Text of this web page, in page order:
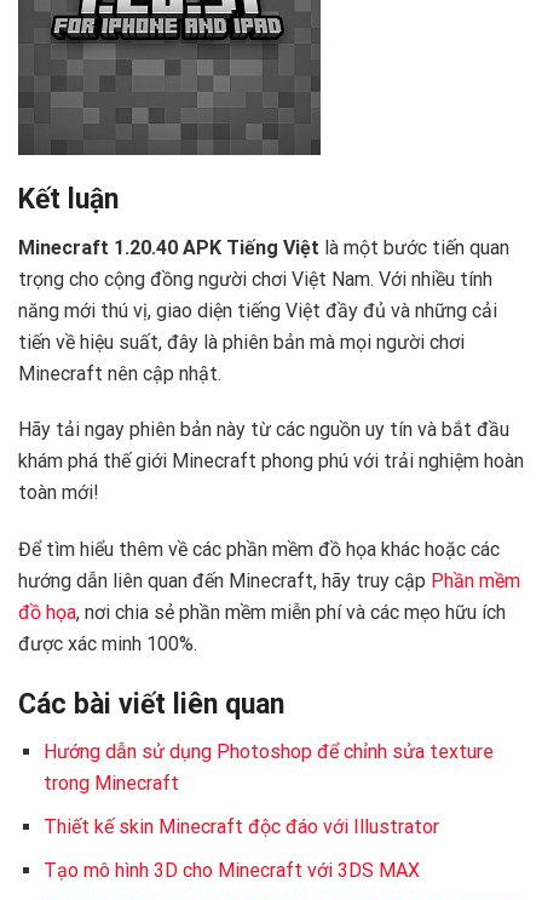
Kết luận
Minecraft 1.20.40 APK Tiếng Việt là một bước tiến quan
trọng cho cộng đồng người chơi Việt Nam. Với nhiều tính
năng mới thú vị, giao diện tiếng Việt đầy đủ và những cải
tiến về hiệu suất, đây là phiên bản mà mọi người chơi
Minecraft nên cập nhật.
Hãy tải ngay phiên bản này từ các nguồn uy tín và bắt đầu
khám phá thế giới Minecraft phong phú với trải nghiệm hoàn
toàn mới!
Để tìm hiểu thêm về các phần mềm đồ họa khác hoặc các
hướng dẫn liên quan đến Minecraft, hãy truy cập Phần mềm
đồ họa, nơi chia sẻ phần mềm miễn phí và các mẹo hữu ích
được xác minh 100%.
Các bài viết liên quan
Hướng dẫn sử dụng Photoshop để chỉnh sửa texture
trong Minecraft
Thiết kế skin Minecraft độc đáo với Illustrator
Tạo mô hình 3D cho Minecraft với 3DS MAX